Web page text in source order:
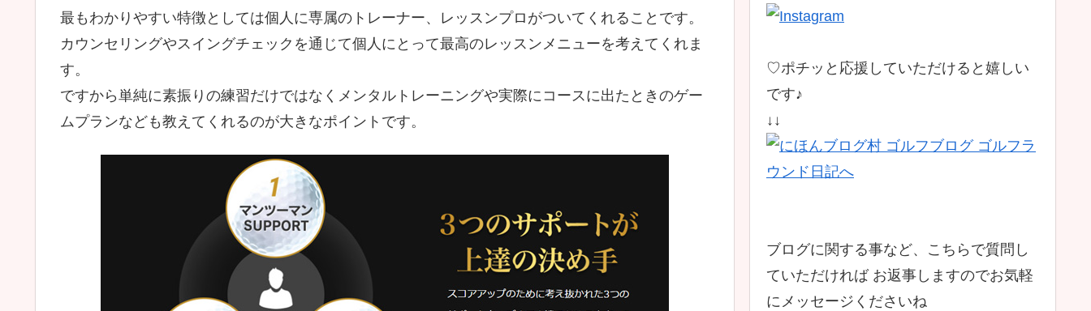
最もわかりやすい特徴としては個人に専属のトレーナー、レッスンプロがついてくれることです。
カウンセリングやスイングチェックを通じて個人にとって最高のレッスンメニューを考えてくれま
す。
ですから単純に素振りの練習だけではなくメンタルトレーニングや実際にコースに出たときのゲー
ムプランなども教えてくれるのが大きなポイントです。
♡ポチッと応援していただけると嬉しい
です♪
↓↓
ブログに関する事など、こちらで質問し
ていただければ お返事しますのでお気軽
にメッセージくださいね